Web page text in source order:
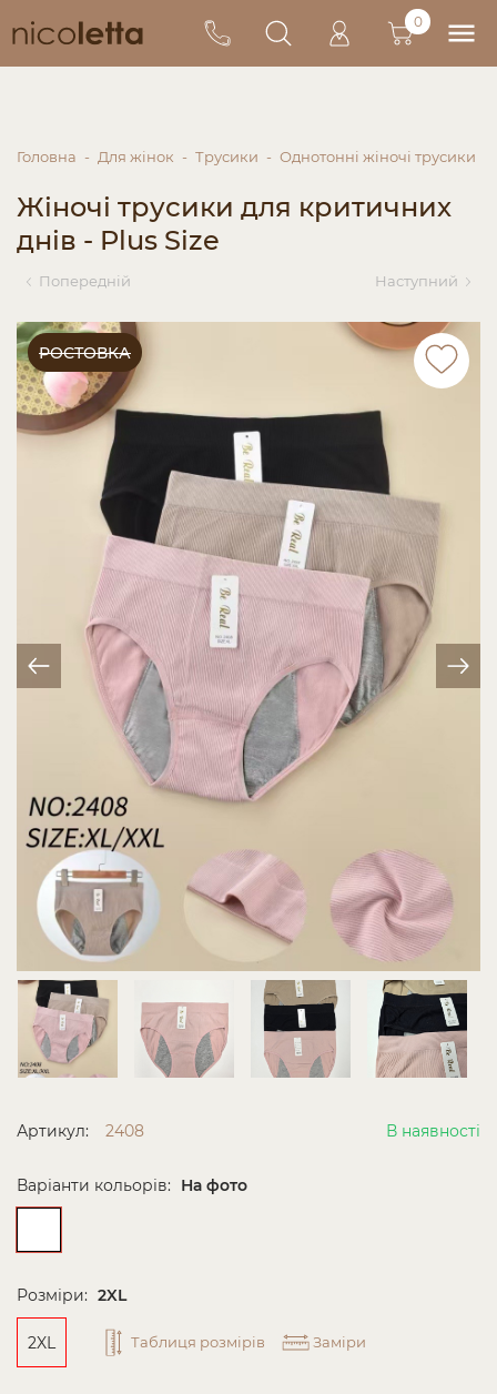
0
Головна Для жінок Трусики Однотонні жіночі трусики
Жіночі трусики для критичних
днів - Plus Size
Попередній Наступний
РОСТОВКА
Артикул: 2408 В наявності
Варіанти кольорів: На фото
Розміри: 2XL
2XL Таблиця розмірів Заміри